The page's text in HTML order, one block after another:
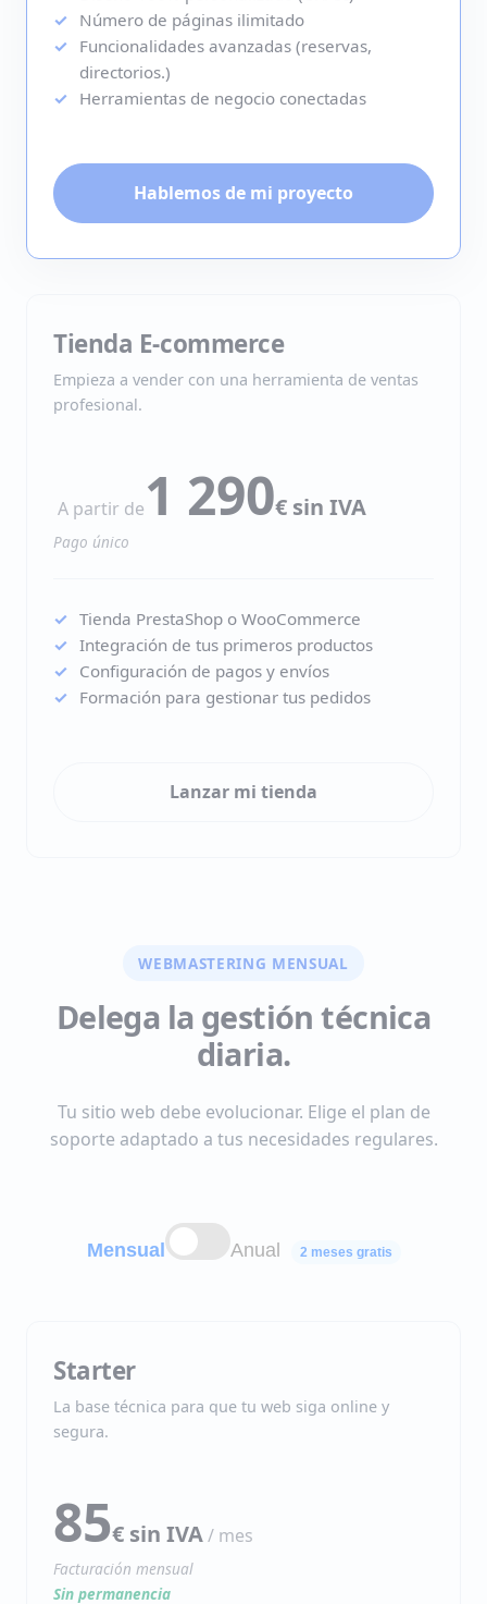
Número de páginas ilimitado
Funcionalidades avanzadas (reservas,
directorios.)
Herramientas de negocio conectadas
Hablemos de mi proyecto
Tienda E-commerce
Empieza a vender con una herramienta de ventas
profesional.
A partir de1 290€ sin IVA
Pago único
Tienda PrestaShop o WooCommerce
Integración de tus primeros productos
Configuración de pagos y envíos
Formación para gestionar tus pedidos
Lanzar mi tienda
WEBMASTERING MENSUAL
Delega la gestión técnica
diaria.
Tu sitio web debe evolucionar. Elige el plan de
soporte adaptado a tus necesidades regulares.
Mensual Anual 2 meses gratis
Starter
La base técnica para que tu web siga online y
segura.
85€ sin IVA/ mes
Facturación mensual
Sin permanencia